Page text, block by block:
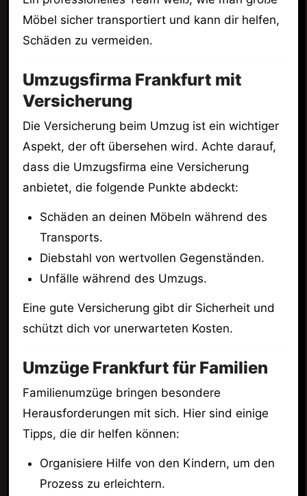
Möbel sicher transportiert und kann dir helfen,
Schäden zu vermeiden.
Umzugsfirma Frankfurt mit
Versicherung
Die Versicherung beim Umzug ist ein wichtiger
Aspekt, der oft übersehen wird. Achte darauf,
dass die Umzugsfirma eine Versicherung
anbietet, die folgende Punkte abdeckt:
Schäden an deinen Möbeln während des
Transports.
Diebstahl von wertvollen Gegenständen.
Unfälle während des Umzugs.
Eine gute Versicherung gibt dir Sicherheit und
schützt dich vor unerwarteten Kosten.
Umzüge Frankfurt für Familien
Familienumzüge bringen besondere
Herausforderungen mit sich. Hier sind einige
Tipps, die dir helfen können:
Organisiere Hilfe von den Kindern, um den
Prozess zu erleichtern.